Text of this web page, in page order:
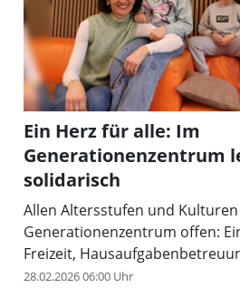
Ein Herz für alle: Im
Generationenzentrum
solidarisch
Allen Altersstufen und
Generationenzentrum offen:
Freizeit,
28.02.2026 06:00 Uhr